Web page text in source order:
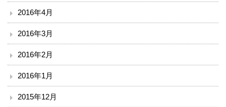
2016年4月
2016年3月
2016年2月
2016年1月
2015年12月